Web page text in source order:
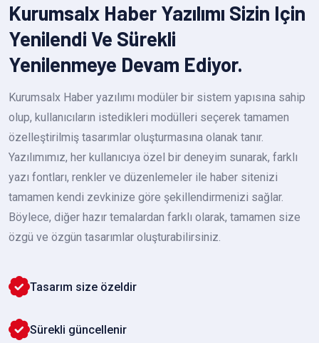
Kurumsalx Haber Yazılımı Sizin Için
Yenilendi Ve Sürekli
Yenilenmeye Devam Ediyor.
Kurumsalx Haber yazılımı modüler bir sistem yapısına sahip
olup, kullanıcıların istedikleri modülleri seçerek tamamen
özelleştirilmiş tasarımlar oluşturmasına olanak tanır.
Yazılımımız, her kullanıcıya özel bir deneyim sunarak, farklı
yazı fontları, renkler ve düzenlemeler ile haber sitenizi
tamamen kendi zevkinize göre şekillendirmenizi sağlar.
Böylece, diğer hazır temalardan farklı olarak, tamamen size
özgü ve özgün tasarımlar oluşturabilirsiniz.
Tasarım size özeldir
Sürekli güncellenir